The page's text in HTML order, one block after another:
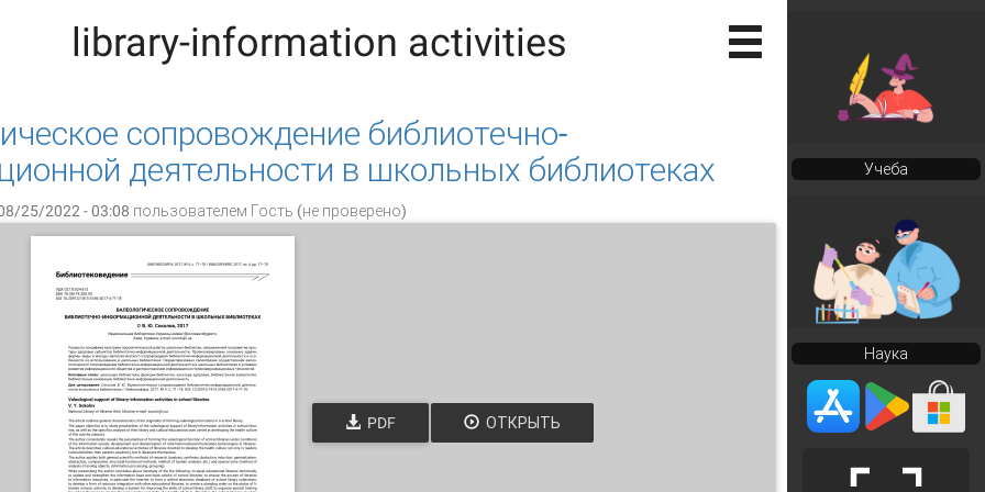
library-information activities
сопровождение библиотечно-
деятельности в школьных библиотеках
25/2022 - 03:08 пользователем Гость (не проверено)
PDF ОТКРЫТЬ
Учеба
Наука